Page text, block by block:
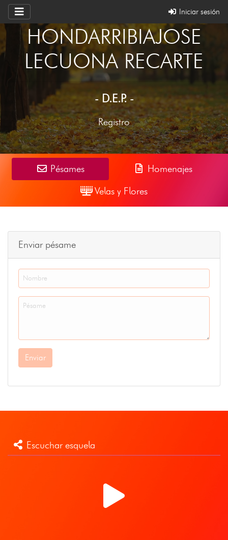
Iniciar sesión
HONDARRIBIAJOSE
LECUONA RECARTE
- D.E.P. -
Registro
Pésames
Homenajes
Velas y Flores
Enviar pésame
Enviar
Escuchar esquela